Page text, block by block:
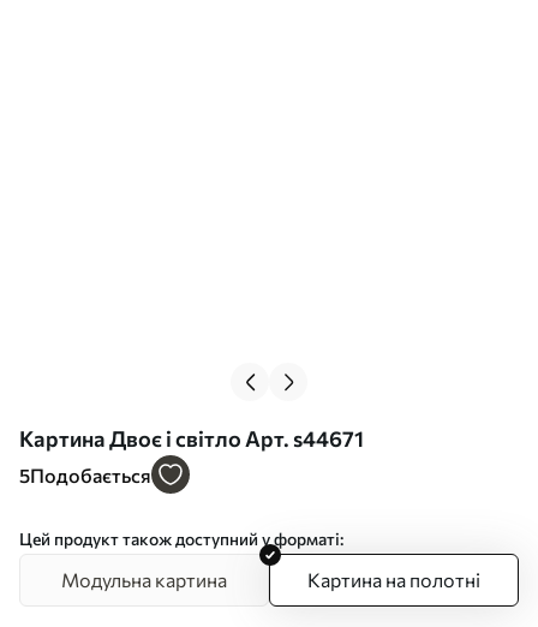
Картина Двоє і світло Арт. s44671
5Подобається
Цей продукт також доступний у форматі:
Модульна картина Картина на полотні